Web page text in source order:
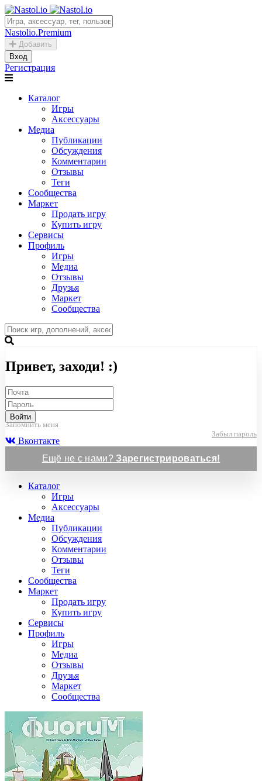
Nastolio.Premium
Добавить
Вход
Регистрация
Каталог
Игры
Аксессуары
Медиа
Публикации
Обсуждения
Комментарии
Отзывы
Теги
Сообщества
Маркет
Продать игру
Купить игру
Сервисы
Профиль
Игры
Медиа
Отзывы
Друзья
Маркет
Сообщества
Привет, заходи! :)
Войти
Запомнить меня
Забыл пароль
Вконтакте
Ещё не с нами?Зарегистрироваться!
Каталог
Игры
Аксессуары
Медиа
Публикации
Обсуждения
Комментарии
Отзывы
Теги
Сообщества
Маркет
Продать игру
Купить игру
Сервисы
Профиль
Игры
Медиа
Отзывы
Друзья
Маркет
Сообщества